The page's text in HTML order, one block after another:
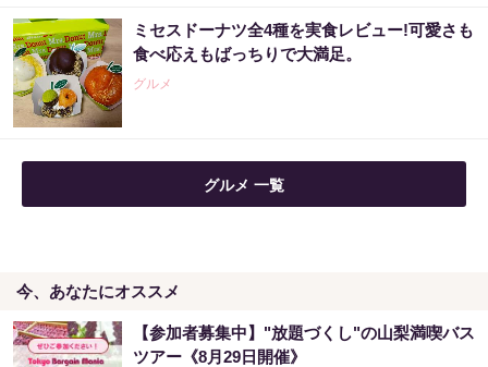
ミセスドーナツ全4種を実食レビュー!可愛さも
食べ応えもばっちりで大満足。
グルメ
グルメ 一覧
今、あなたにオススメ
【参加者募集中】"放題づくし"の山梨満喫バス
ツアー《8月29日開催》